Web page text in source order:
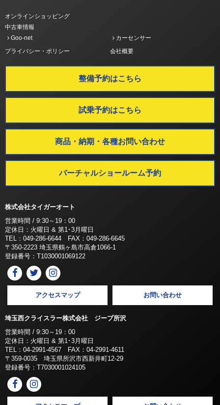
オンラインショッピング
中古車情報
Goo-net
カーセンサー
プライバシー・ポリシー
会社概要
整備予約はこちら
試乗予約はこちら
商品・納期・各種お問い合わせ
バーチャルショールーム予約
株式会社タイガーオート
営業時間 / 9:30～19：00
定休日：火曜日 & 第1･3月曜日
TEL：049-286-6644 FAX：049-286-6645
〒350-2223 埼玉県鶴ヶ島市高倉1066-1
登録番号：T1030001069122
アクセスマップ お問い合わせ
埼玉西クライスラー株式会社 ジープ所沢
営業時間 / 9:30～19：00
定休日：火曜日 & 第1･3月曜日
TEL：04-2991-4567 FAX：04-2991-4611
〒359-0035 埼玉県所沢市西新井町12-29
登録番号：T7030001024105